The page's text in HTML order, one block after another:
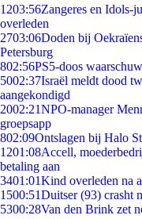
1203:56Zangeres en Idols-
overleden
2703:06Doden bij
Petersburg
802:56PS5-doos
5002:37Israël meldt dood
aangekondigd
2002:21NPO-manager
groepsapp
802:09Ontslagen bij Halo
1201:08Accell,
betaling aan
3401:01Kind overleden na
1500:51Duitser (93) crasht
5300:28Van den Brink zet